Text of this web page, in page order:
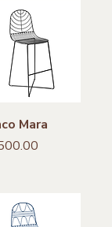
Mara